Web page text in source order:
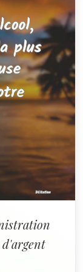
d'argent